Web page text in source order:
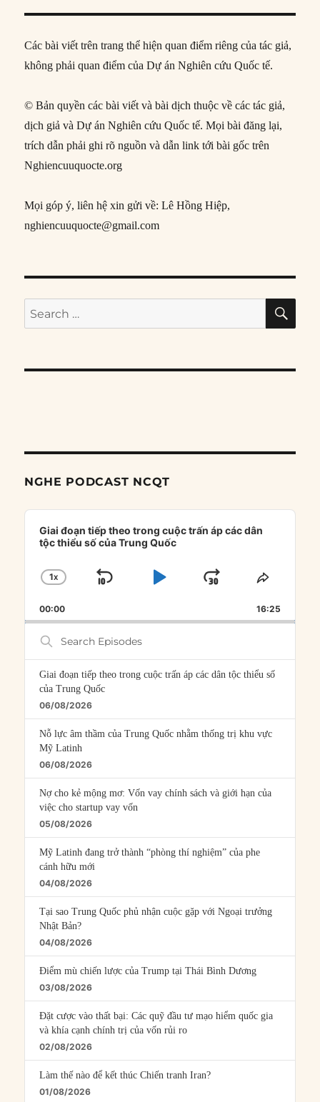
Các bài viết trên trang thể hiện quan điểm riêng của tác giả,
không phải quan điểm của Dự án Nghiên cứu Quốc tế.
© Bản quyền các bài viết và bài dịch thuộc về các tác giả,
dịch giả và Dự án Nghiên cứu Quốc tế. Mọi bài đăng lại,
trích dẫn phải ghi rõ nguồn và dẫn link tới bài gốc trên
Nghiencuuquocte.org
Mọi góp ý, liên hệ xin gửi về: Lê Hồng Hiệp,
nghiencuuquocte@gmail.com
Search
for:
NGHE PODCAST NCQT
Audio
Player
Giai đoạn tiếp theo trong cuộc trấn áp các dân
tộc thiểu số của Trung Quốc
CHANGE
RATE
1X
SKIP
PLAYJUMP
FORWARD
SHARE
00:00 16:25
Search
Episodes
Giai đoạn tiếp theo trong cuộc trấn áp các dân tộc thiểu số
của Trung Quốc
06/08/2026
Nỗ lực âm thầm của Trung Quốc nhằm thống trị khu vực
Mỹ Latinh
06/08/2026
Nợ cho kẻ mộng mơ: Vốn vay chính sách và giới hạn của
việc cho startup vay vốn
05/08/2026
Mỹ Latinh đang trở thành “phòng thí nghiệm” của phe
cánh hữu mới
04/08/2026
Tại sao Trung Quốc phủ nhận cuộc gặp với Ngoại trưởng
Nhật Bản?
04/08/2026
Điểm mù chiến lược của Trump tại Thái Bình Dương
03/08/2026
Đặt cược vào thất bại: Các quỹ đầu tư mạo hiểm quốc gia
và khía cạnh chính trị của vốn rủi ro
02/08/2026
Làm thế nào để kết thúc Chiến tranh Iran?
01/08/2026